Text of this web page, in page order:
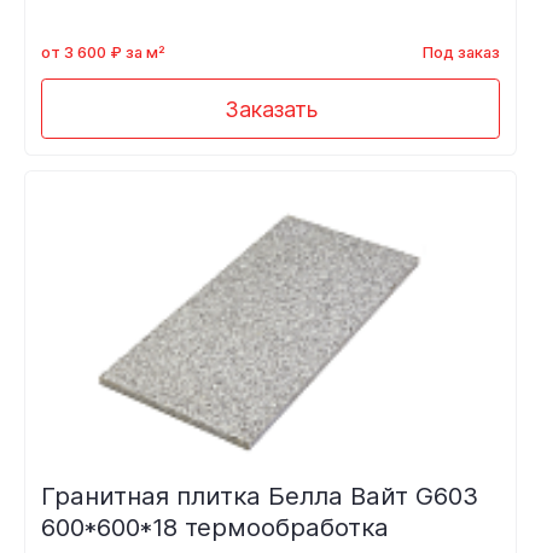
от 3 600 ₽ за м² Под заказ
Заказать
Гранитная плитка Белла Вайт G603
600*600*18 термообработка